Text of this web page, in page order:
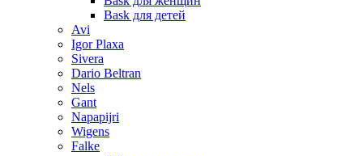
Bask для детей
Avi
Igor Plaxa
Sivera
Dario Beltran
Nels
Gant
Napapijri
Wigens
Falke